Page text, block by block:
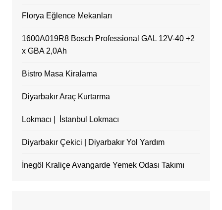
Florya Eğlence Mekanları
1600A019R8 Bosch Professional GAL 12V-40 +2
x GBA 2,0Ah
Bistro Masa Kiralama
Diyarbakır Araç Kurtarma
Lokmacı | İstanbul Lokmacı
Diyarbakır Çekici | Diyarbakır Yol Yardım
İnegöl Kraliçe Avangarde Yemek Odası Takımı